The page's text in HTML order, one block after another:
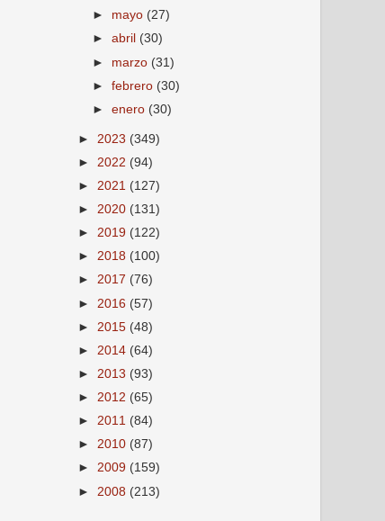
► mayo (27)
►abril (30)
► marzo (31)
►febrero (30)
►enero (30)
► 2023 (349)
► 2022 (94)
► 2021 (127)
► 2020 (131)
► 2019 (122)
► 2018 (100)
► 2017 (76)
► 2016 (57)
► 2015 (48)
► 2014 (64)
► 2013 (93)
► 2012 (65)
► 2011 (84)
► 2010 (87)
► 2009 (159)
► 2008 (213)